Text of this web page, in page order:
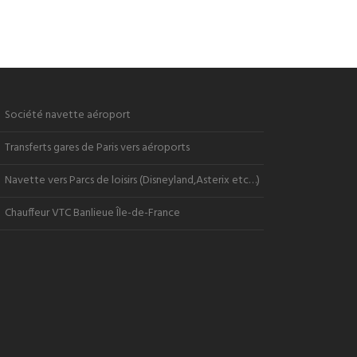
Société navette aéroport
Transferts gares de Paris vers aéroports
Navette vers Parcs de loisirs (Disneyland,Asterix etc…)
Chauffeur VTC Banlieue Île-de-France